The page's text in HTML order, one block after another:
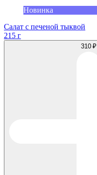
Новинка
Салат с печеной тыквой
215 г
310 ₽